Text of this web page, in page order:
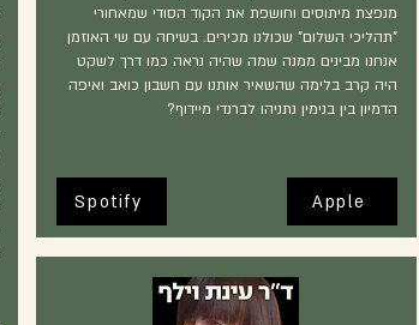
מנפצת מיתוסים וחושפת את הקוד הסודי שמאחורי
"תהליכי השלום" שכולנו מכירים. בשיחה עם שי האוזמן
אנחנו מבינים ממנה שמה שהיה נראה כמו דרך לשקט
היה קרב בלימה שהשאיר אותנו עם חשבון כואב ואיפה
הדמיון בין בנימין נתניהו לברנדי מיידוף?
Spotify Apple